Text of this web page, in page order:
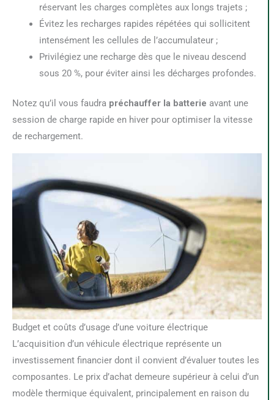
réservant les charges complètes aux longs trajets ;
Évitez les recharges rapides répétées qui sollicitent
intensément les cellules de l’accumulateur ;
Privilégiez une recharge dès que le niveau descend
sous 20 %, pour éviter ainsi les décharges profondes.
Notez qu’il vous faudra préchauffer la batterie avant une
session de charge rapide en hiver pour optimiser la vitesse
de rechargement.
Budget et coûts d’usage d’une voiture électrique
L’acquisition d’un véhicule électrique représente un
investissement financier dont il convient d’évaluer toutes les
composantes. Le prix d’achat demeure supérieur à celui d’un
modèle thermique équivalent, principalement en raison du